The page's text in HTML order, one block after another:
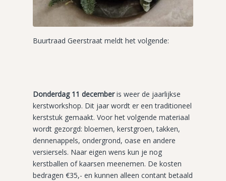
Buurtraad Geerstraat meldt het volgende:
Donderdag 11 decemberis weer de jaarlijkse
kerstworkshop. Dit jaar wordt er een traditioneel
kerststuk gemaakt. Voor het volgende materiaal
wordt gezorgd: bloemen, kerstgroen, takken,
dennenappels, ondergrond, oase en andere
versiersels. Naar eigen wens kun je nog
kerstballen of kaarsen meenemen. De kosten
bedragen €35,- en kunnen alleen contant betaald